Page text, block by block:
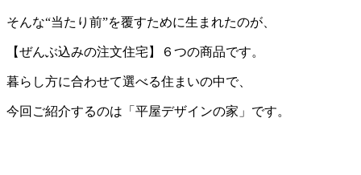
そんな“当たり前”を覆すために生まれたのが、
【ぜんぶ込みの注文住宅】６つの商品です。
暮らし方に合わせて選べる住まいの中で、
今回ご紹介するのは「平屋デザインの家」です。